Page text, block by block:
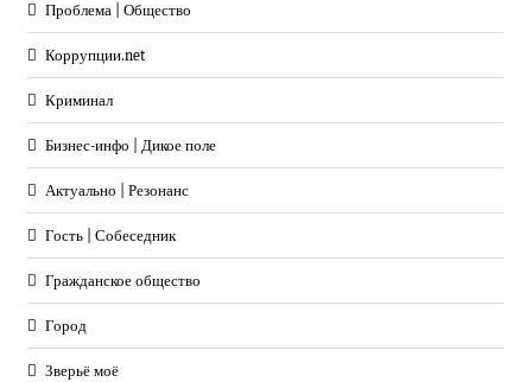
Проблема | Общество
Коррупции.net
Криминал
Бизнес-инфо | Дикое поле
Актуально | Резонанс
Гость | Собеседник
Гражданское общество
Город
Зверьё моё